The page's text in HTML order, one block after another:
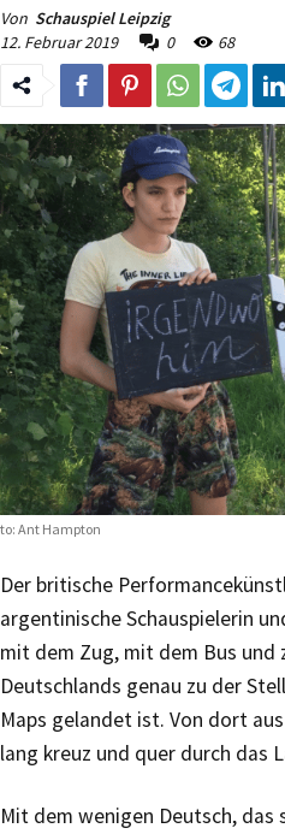
Von Schauspiel Leipzig
12. Februar 2019
0 68
Ant Hampton
Der britische
argentinische Schauspielerin
mit dem Zug, mit dem Bus und
Deutschlands genau zu der
Maps gelandet ist. Von dort
lang kreuz und quer durch das
Mit dem wenigen Deutsch, das